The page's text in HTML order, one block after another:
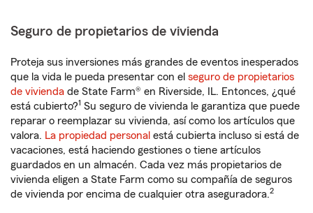
Seguro de propietarios de vivienda
Proteja sus inversiones más grandes de eventos inesperados
que la vida le pueda presentar con el seguro de propietarios
de vivienda de State Farm® en Riverside, IL. Entonces, ¿qué
está cubierto?1 Su seguro de vivienda le garantiza que puede
reparar o reemplazar su vivienda, así como los artículos que
valora. La propiedad personal está cubierta incluso si está de
vacaciones, está haciendo gestiones o tiene artículos
guardados en un almacén. Cada vez más propietarios de
vivienda eligen a State Farm como su compañía de seguros
de vivienda por encima de cualquier otra aseguradora.2